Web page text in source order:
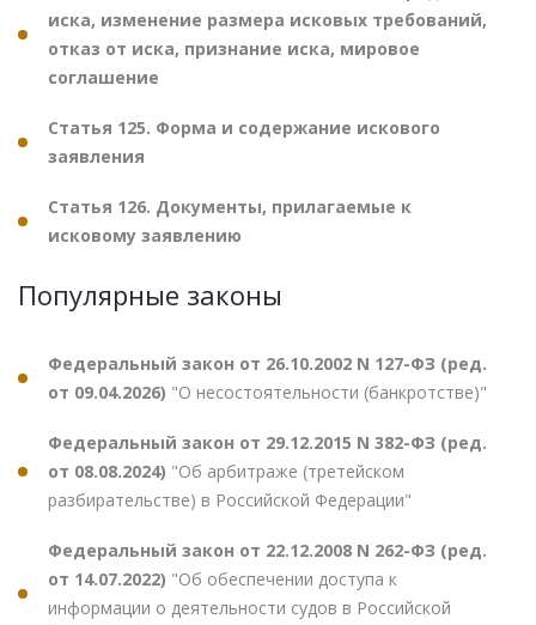
иска, изменение размера исковых требований,
отказ от иска, признание иска, мировое
соглашение
Статья 125. Форма и содержание искового
заявления
Статья 126. Документы, прилагаемые к
исковому заявлению
Популярные законы
Федеральный закон от 26.10.2002 N 127-ФЗ (ред.
от 09.04.2026) "О несостоятельности (банкротстве)"
Федеральный закон от 29.12.2015 N 382-ФЗ (ред.
от 08.08.2024) "Об арбитраже (третейском
разбирательстве) в Российской Федерации"
Федеральный закон от 22.12.2008 N 262-ФЗ (ред.
от 14.07.2022) "Об обеспечении доступа к
информации о деятельности судов в Российской